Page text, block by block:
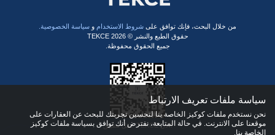
​من خلال البحث، فإنك توافق على شروط الاستخدام و سياسة الخصوصية.
حقوق الطبع والنشر © 2026 TEKCE
جميع الحقوق محفوظة.
حمّل تطبيق TEKCE الآن!
سياسة ملفات تعريف الارتباط
نحن نستخدم ملفات كوكيز الخاصة بنا لتحسين تجربتك للبحث عن العقارات على
موقعنا على الانترنت. في حالة المتابعة، نفترض أنك توافق بسياسة ملفات كوكيز
الخاصة بنا.